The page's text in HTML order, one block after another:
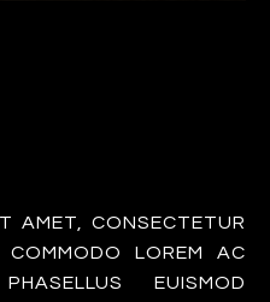
AMET, CONSECTETUR
LOREM AC
EUISMOD